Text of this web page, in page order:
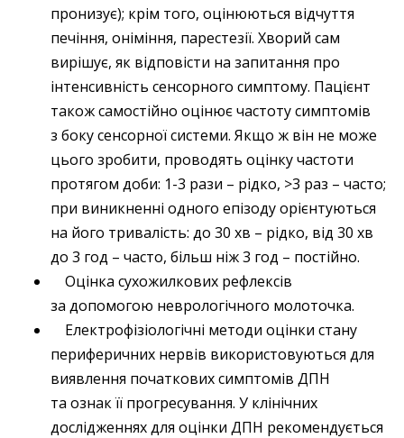
пронизує); крім того, оцінюються відчуття
печіння, оніміння, парестезії. Хворий сам
вирішує, як відповісти на запитання про
інтенсивність сенсорного симптому. Пацієнт
також самостійно оцінює частоту симптомів
з боку сенсорної системи. Якщо ж він не може
цього зробити, проводять оцінку частоти
протягом доби: 1-3 рази – рідко, >3 раз – часто;
при виникненні одного епізоду орієнтуються
на його тривалість: до 30 хв – рідко, від 30 хв
до 3 год – часто, більш ніж 3 год – постійно.
Оцінка сухожилкових рефлексів
за допомогою нев­рологічного молоточка.
Електрофізіологічні методи оцінки стану
периферичних нервів використовуються для
виявлення початкових симптомів ДПН
та ознак її прогресування. У клінічних
дослідженнях для оцінки ДПН рекомендується